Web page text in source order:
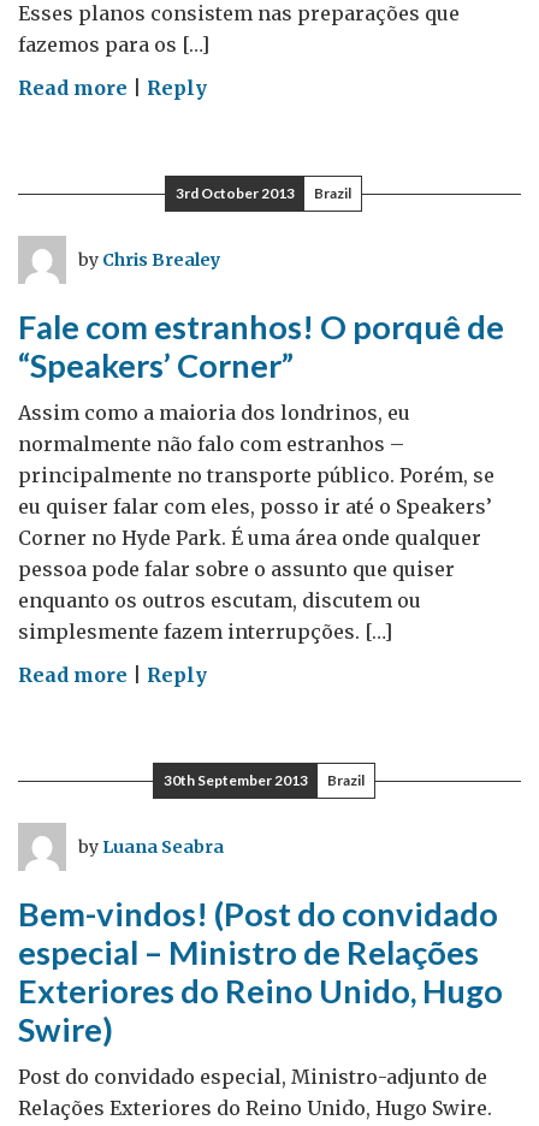
Esses planos consistem nas preparações que
fazemos para os […]
Read more on
INESPERADO
Reply
3rd October 2013 Brazil
by Chris Brealey
Fale com estranhos! O porquê de
“Speakers’ Corner”
Assim como a maioria dos londrinos, eu
normalmente não falo com estranhos –
principalmente no transporte público. Porém, se
eu quiser falar com eles, posso ir até o Speakers’
Corner no Hyde Park. É uma área onde qualquer
pessoa pode falar sobre o assunto que quiser
enquanto os outros escutam, discutem ou
simplesmente fazem interrupções. […]
Read more on
estranhos!
Corner”
Reply
30th September 2013 Brazil
by Luana Seabra
Bem-vindos! (Post do convidado
especial – Ministro de Relações
Exteriores do Reino Unido, Hugo
Swire)
Post do convidado especial, Ministro-adjunto de
Relações Exteriores do Reino Unido, Hugo Swire.